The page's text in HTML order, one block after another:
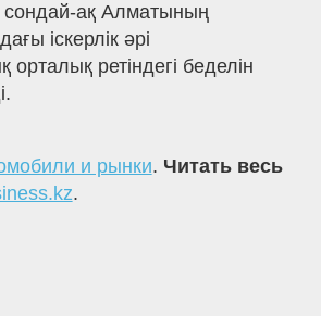
сондай-ақ Алматының
іскерлік әрі
орталық ретіндегі беделін
и рынки. Читать весь
.